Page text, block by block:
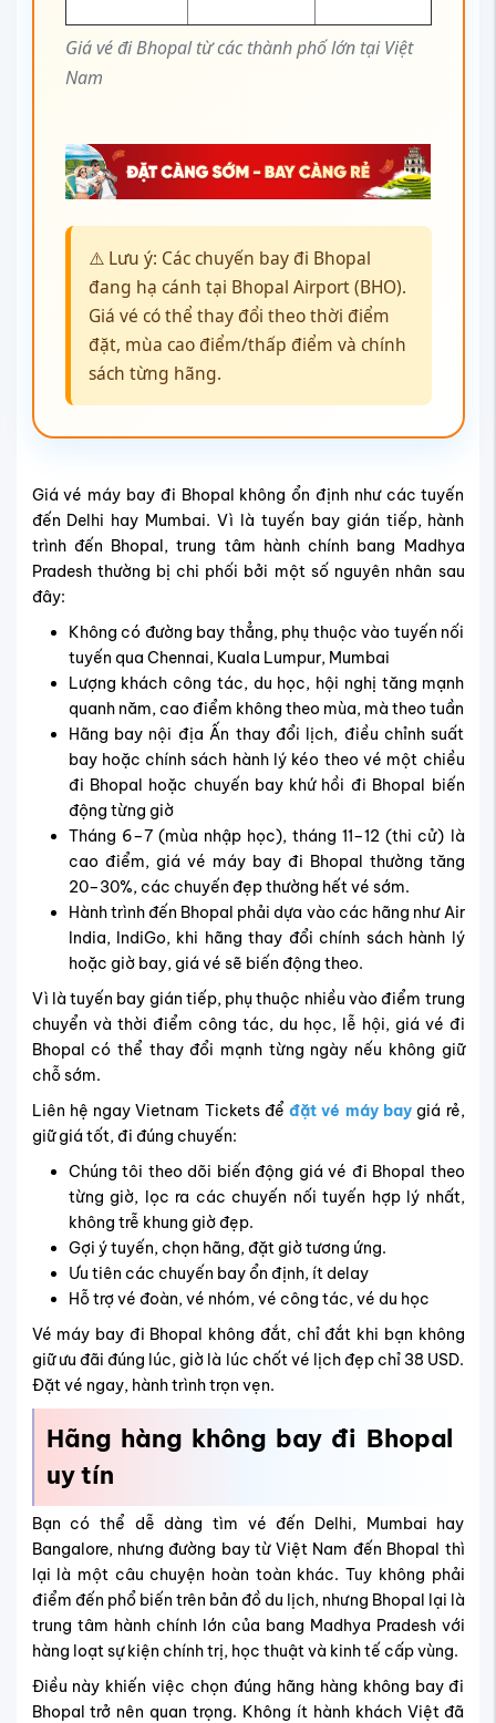
Giá vé đi Bhopal từ các thành phố lớn tại Việt
Nam
⚠️ Lưu ý: Các chuyến bay đi Bhopal
đang hạ cánh tại Bhopal Airport (BHO).
Giá vé có thể thay đổi theo thời điểm
đặt, mùa cao điểm/thấp điểm và chính
sách từng hãng.
Giá vé máy bay đi Bhopal không ổn định như các tuyến
đến Delhi hay Mumbai. Vì là tuyến bay gián tiếp, hành
trình đến Bhopal, trung tâm hành chính bang Madhya
Pradesh thường bị chi phối bởi một số nguyên nhân sau
đây:
Không có đường bay thẳng, phụ thuộc vào tuyến nối
tuyến qua Chennai, Kuala Lumpur, Mumbai
Lượng khách công tác, du học, hội nghị tăng mạnh
quanh năm, cao điểm không theo mùa, mà theo tuần
Hãng bay nội địa Ấn thay đổi lịch, điều chỉnh suất
bay hoặc chính sách hành lý kéo theo vé một chiều
đi Bhopal hoặc chuyến bay khứ hồi đi Bhopal biến
động từng giờ
Tháng 6–7 (mùa nhập học), tháng 11–12 (thi cử) là
cao điểm, giá vé máy bay đi Bhopal thường tăng
20–30%, các chuyến đẹp thường hết vé sớm.
Hành trình đến Bhopal phải dựa vào các hãng như Air
India, IndiGo, khi hãng thay đổi chính sách hành lý
hoặc giờ bay, giá vé sẽ biến động theo.
Vì là tuyến bay gián tiếp, phụ thuộc nhiều vào điểm trung
chuyển và thời điểm công tác, du học, lễ hội, giá vé đi
Bhopal có thể thay đổi mạnh từng ngày nếu không giữ
chỗ sớm.
Liên hệ ngay Vietnam Tickets đểđặt vé máy baygiá rẻ,
giữ giá tốt, đi đúng chuyến:
Chúng tôi theo dõi biến động giá vé đi Bhopal theo
từng giờ, lọc ra các chuyến nối tuyến hợp lý nhất,
không trễ khung giờ đẹp.
Gợi ý tuyến, chọn hãng, đặt giờ tương ứng.
Ưu tiên các chuyến bay ổn định, ít delay
Hỗ trợ vé đoàn, vé nhóm, vé công tác, vé du học
Vé máy bay đi Bhopal không đắt, chỉ đắt khi bạn không
giữ ưu đãi đúng lúc, giờ là lúc chốt vé lịch đẹp chỉ 38 USD.
Đặt vé ngay, hành trình trọn vẹn.
Hãng hàng không bay đi Bhopal
uy tín
Bạn có thể dễ dàng tìm vé đến Delhi, Mumbai hay
Bangalore, nhưng đường bay từ Việt Nam đến Bhopal thì
lại là một câu chuyện hoàn toàn khác. Tuy không phải
điểm đến phổ biến trên bản đồ du lịch, nhưng Bhopal lại là
trung tâm hành chính lớn của bang Madhya Pradesh với
hàng loạt sự kiện chính trị, học thuật và kinh tế cấp vùng.
Điều này khiến việc chọn đúng hãng hàng không bay đi
Bhopal trở nên quan trọng. Không ít hành khách Việt đã